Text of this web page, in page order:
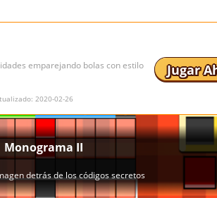
emparejando bolas con estilo
2020-02-26
Jugar